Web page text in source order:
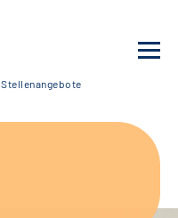
Stellenangebote